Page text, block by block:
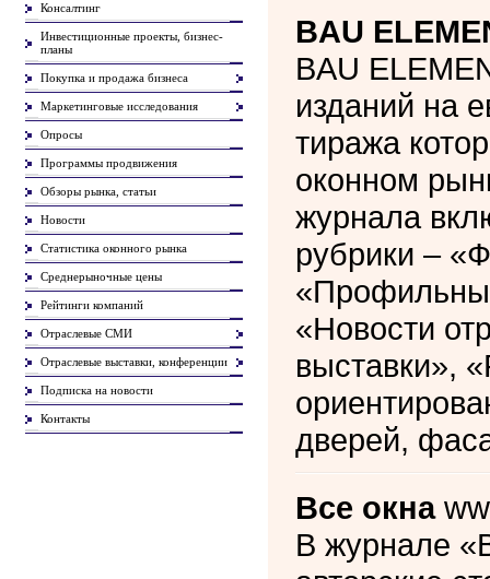
Консалтинг
Инвестиционные проекты, бизнес-
планы
Покупка и продажа бизнеса
Маркетинговые исследования
Опросы
Программы продвижения
Обзоры рынка, статьи
Новости
Статистика оконного рынка
Среднерыночные цены
Рейтинги компаний
Отраслевые СМИ
Отраслевые выставки, конференции
Подписка на новости
Контакты
BAU
BAU
изданий на
тиража
оконном
журнала
рубрики –
«Новости
выставки»,
дверей,
Все окна
В журнале